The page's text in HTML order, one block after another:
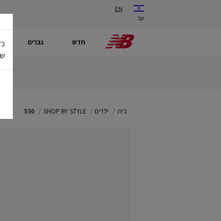
עב
EN
חדש גברים
בית ילדים SHOP BY STYLE
530